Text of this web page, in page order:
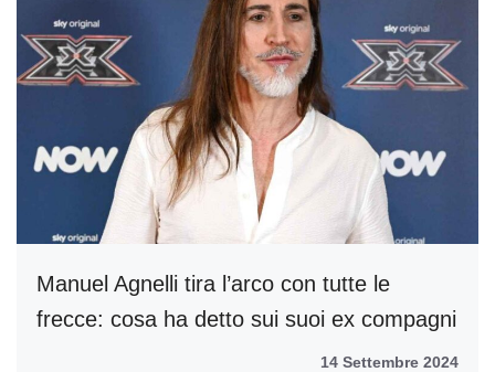
Manuel Agnelli tira l’arco con tutte le
frecce: cosa ha detto sui suoi ex compagni
14 Settembre 2024